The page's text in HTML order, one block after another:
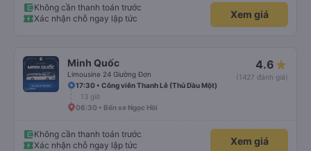
Không cần thanh toán trước
Xác nhận chỗ ngay lập tức
Xem giá
Minh Quốc
Limousine 24 Giường Đơn
4.6
(1427 đánh giá)
17:30 • Công viên Thanh Lễ (Thủ Dầu Một)
13 giờ
06:30 • Bến xe Ngọc Hồi
Không cần thanh toán trước
Xác nhận chỗ ngay lập tức
Xem giá